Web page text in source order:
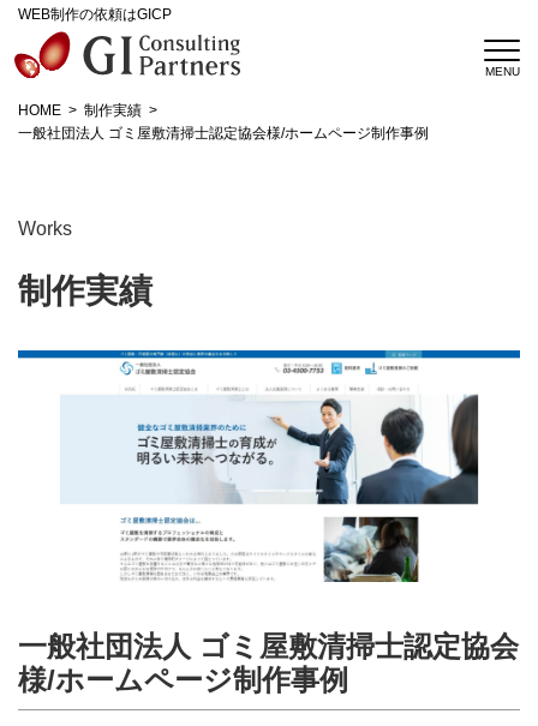
WEB制作の依頼はGICP
HOME
制作実績
一般社団法人 ゴミ屋敷清掃士認定協会様/ホームページ制作事例
Works
制作実績
一般社団法人 ゴミ屋敷清掃士認定協会
様/ホームページ制作事例